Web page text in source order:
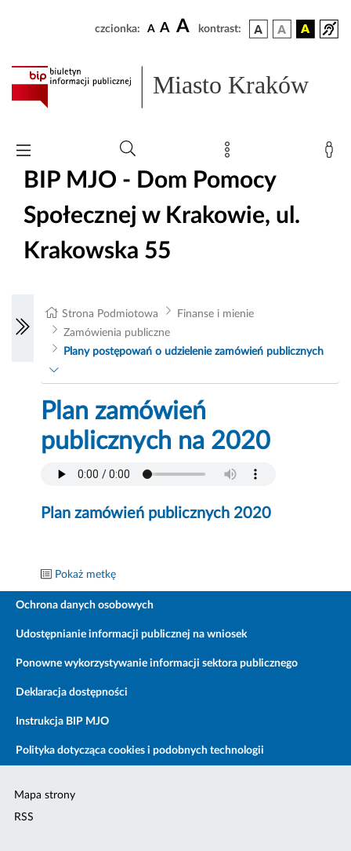
czcionka: A A A kontrast:
Miasto Kraków
BIP MJO - Dom Pomocy
Społecznej w Krakowie, ul.
Krakowska 55
Strona Podmiotowa
Finanse i mienie
Zamówienia publiczne
Plany postępowań o udzielenie zamówień publicznych
Plan zamówień
publicznych na 2020
Plan zamówień publicznych 2020
Pokaż metkę
Ochrona danych osobowych
Udostępnianie informacji publicznej na wniosek
Ponowne wykorzystywanie informacji sektora publicznego
Deklaracja dostępności
Instrukcja BIP MJO
Polityka dotycząca cookies i podobnych technologii
Mapa strony
RSS